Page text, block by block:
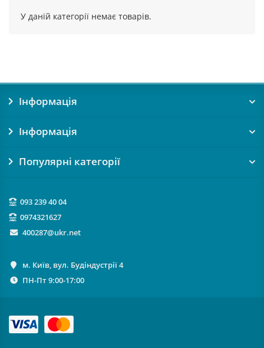
У даній категорії немає товарів.
Інформація
Інформація
Популярні категорії
093 239 40 04
0974321627
400287@ukr.net
м. Київ, вул. Будіндустрії 4
ПН-Пт 9:00-17:00